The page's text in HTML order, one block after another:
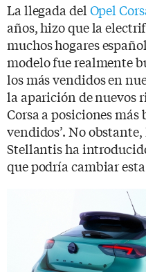
La llegada del Opel
años, hizo que la
muchos hogares
modelo fue realmente
los más vendidos en
la aparición de nuevos
Corsa a posiciones más
vendidos’. No
Stellantis ha
que podría cambiar